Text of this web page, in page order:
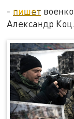
- пишет
Александр Коц.